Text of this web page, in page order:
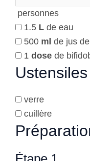
personnes
1.5 L de eau
500 ml de jus
1 dose de
Ustensiles
verre
cuillère